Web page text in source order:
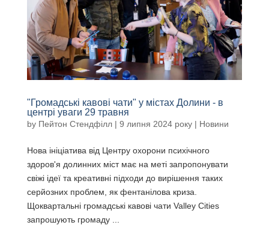
"Громадські кавові чати" у містах Долини - в
центрі уваги 29 травня
by Пейтон Стендфілл| 9 липня 2024року | Новини
Нова ініціатива від Центру охорони психічного
здоров'я долинних міст має на меті запропонувати
свіжі ідеї та креативні підходи до вирішення таких
серйозних проблем, як фентанілова криза.
Щоквартальні громадські кавові чати Valley Cities
запрошують громаду ...